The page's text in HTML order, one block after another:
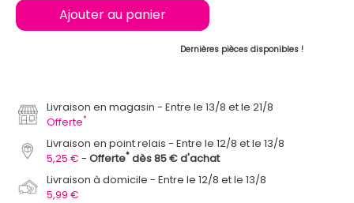
Ajouter au panier
Dernières pièces disponibles !
Livraison en magasin
Entre le 13/8 et le 21/8
Offerte*
Livraison en point relais
Entre le 12/8 et le 13/8
5,25 €
Offerte* dès 85 € d'achat
Livraison à domicile
Entre le 12/8 et le 13/8
5,99 €